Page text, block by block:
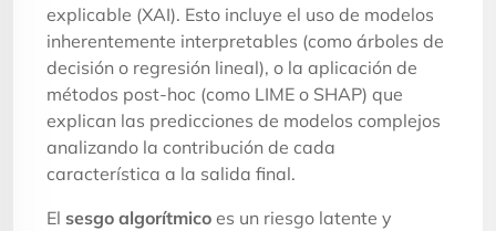
explicable (XAI). Esto incluye el uso de modelos
inherentemente interpretables (como árboles de
decisión o regresión lineal), o la aplicación de
métodos post-hoc (como LIME o SHAP) que
explican las predicciones de modelos complejos
analizando la contribución de cada
característica a la salida final.
El sesgo algorítmico es un riesgo latente y